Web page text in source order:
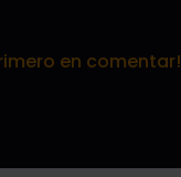
en comentar!